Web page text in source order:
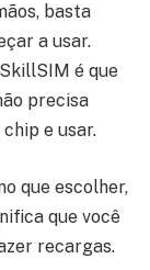
basta
a usar.
é que
precisa
e usar.
que escolher,
que você
recargas.